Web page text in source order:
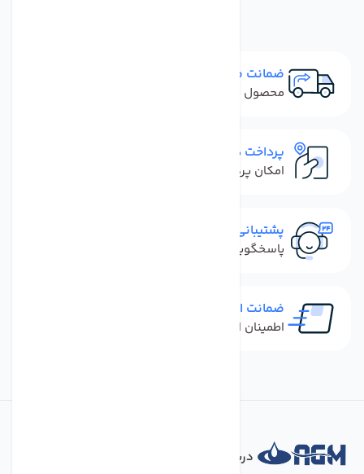
ضمانت مرجوعی
محصول نباید آسیب دیده باشد
پرداخت در محل
امکان پرداخت کل فاکتور در محل
پشتیبانی سریع
پاسخگویی سریع به تماس‌ها و پیام‌ها
ضمانت اصل بودن کالا
اطمینان از خرید کالای اورجینال
درباره فروشگاه